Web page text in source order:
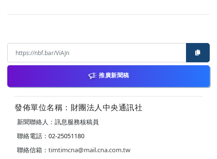
推廣新聞稿
發佈單位名稱：財團法人中央通訊社
新聞聯絡人：訊息服務核稿員
聯絡電話：02-25051180
聯絡信箱： timtimcna@mail.cna.com.tw